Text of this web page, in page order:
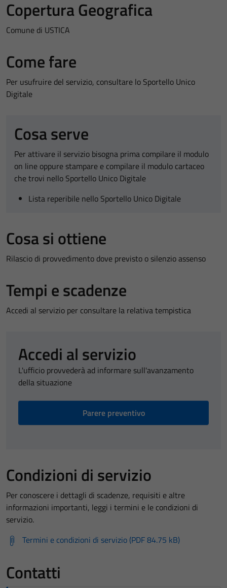
Copertura Geografica
Comune di USTICA
Come fare
Per usufruire del servizio, consultare lo Sportello Unico
Digitale
Cosa serve
Per attivare il servizio bisogna prima compilare il modulo
on line oppure stampare e compilare il modulo cartaceo
che trovi nello Sportello Unico Digitale
Lista reperibile nello Sportello Unico Digitale
Cosa si ottiene
Rilascio di provvedimento dove previsto o silenzio assenso
Tempi e scadenze
Accedi al servizio per consultare la relativa tempistica
Accedi al servizio
L'ufficio provvederà ad informare sull'avanzamento
della situazione
Parere preventivo
Condizioni di servizio
Per conoscere i dettagli di scadenze, requisiti e altre
informazioni importanti, leggi i termini e le condizioni di
servizio.
Termini e condizioni di servizio (PDF 84.75 kB)
Contatti